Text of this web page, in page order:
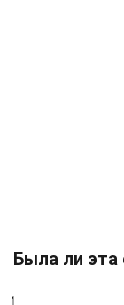
Была ли эта